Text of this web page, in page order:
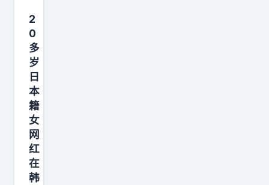
道
自
己
在
做
什
么
，
他
们
2
0
多
岁
日
本
籍
女
网
红
在
韩